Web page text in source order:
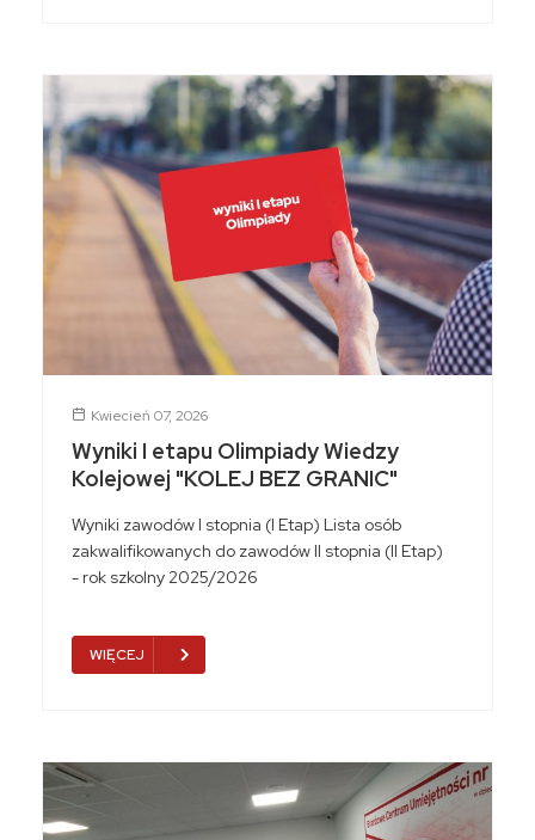
Kwiecień 07, 2026
Wyniki I etapu Olimpiady Wiedzy
Kolejowej "KOLEJ BEZ GRANIC"
Wyniki zawodów I stopnia (I Etap) Lista osób
zakwalifikowanych do zawodów II stopnia (II Etap)
- rok szkolny 2025/2026
WIĘCEJ